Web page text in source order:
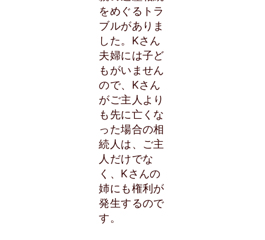
をめぐるトラ
ブルがありま
した。Kさん
夫婦には子ど
もがいません
ので、Kさん
がご主人より
も先に亡くな
った場合の相
続人は、ご主
人だけでな
く、Kさんの
姉にも権利が
発生するので
す。